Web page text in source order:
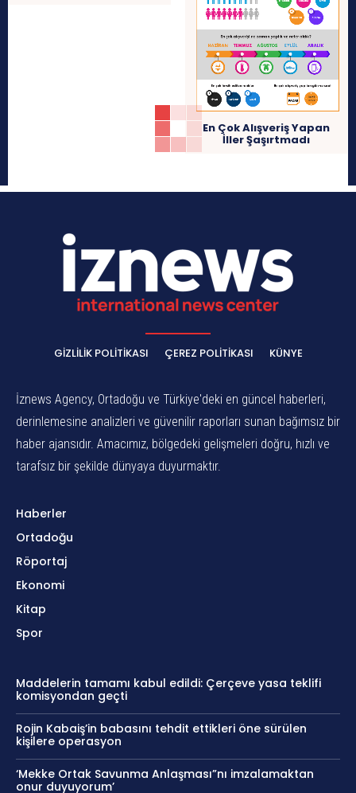
En Çok Alışveriş Yapan
İller Şaşırtmadı
GIZLILIK POLITIKASI ÇEREZ POLITIKASI KÜNYE
İznews Agency, Ortadoğu ve Türkiye'deki en güncel haberleri,
derinlemesine analizleri ve güvenilir raporları sunan bağımsız bir
haber ajansıdır. Amacımız, bölgedeki gelişmeleri doğru, hızlı ve
tarafsız bir şekilde dünyaya duyurmaktır.
Haberler
Ortadoğu
Röportaj
Ekonomi
Kitap
Spor
Maddelerin tamamı kabul edildi: Çerçeve yasa teklifi
komisyondan geçti
Rojin Kabaiş’in babasını tehdit ettikleri öne sürülen
kişilere operasyon
‘Mekke Ortak Savunma Anlaşması”nı imzalamaktan
onur duyuyorum’